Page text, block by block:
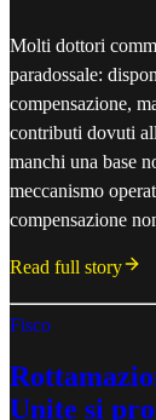
Molti dottori
paradossale:
compensazione,
contributi dovuti
manchi una base
meccanismo
compensazione
Read full story
Fisco
Unite si